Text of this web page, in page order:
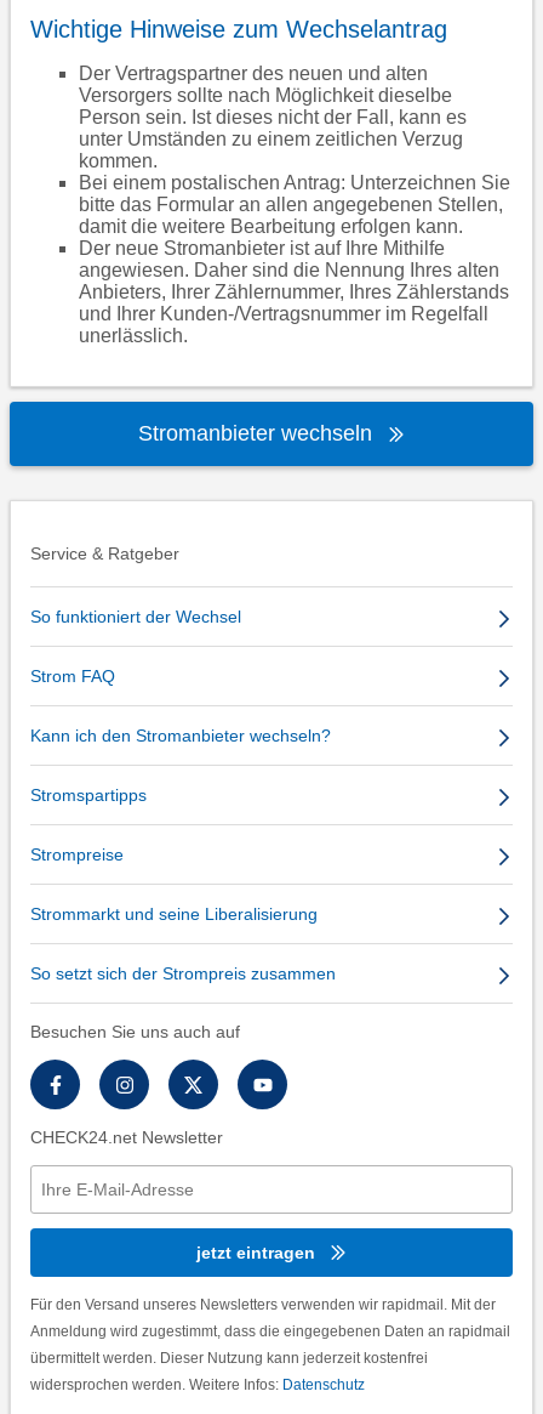
Service & Ratgeber
So funktioniert der Wechsel
Strom FAQ
Kann ich den Stromanbieter wechseln?
Stromspartipps
Strompreise
Strommarkt und seine Liberalisierung
So setzt sich der Strompreis zusammen
Besuchen Sie uns auch auf
CHECK24.net Newsletter
jetzt eintragen
Für den Versand unseres Newsletters verwenden wir rapidmail. Mit der
Anmeldung wird zugestimmt, dass die eingegebenen Daten an rapidmail
übermittelt werden. Dieser Nutzung kann jederzeit kostenfrei
widersprochen werden. Weitere Infos: Datenschutz
Wichtige Hinweise zum Wechselantrag
Der Vertragspartner des neuen und alten
Versorgers sollte nach Möglichkeit dieselbe
Person sein. Ist dieses nicht der Fall, kann es
unter Umständen zu einem zeitlichen Verzug
kommen.
Bei einem postalischen Antrag: Unterzeichnen Sie
bitte das Formular an allen angegebenen Stellen,
damit die weitere Bearbeitung erfolgen kann.
Der neue Stromanbieter ist auf Ihre Mithilfe
angewiesen. Daher sind die Nennung Ihres alten
Anbieters, Ihrer Zählernummer, Ihres Zählerstands
und Ihrer Kunden-/Vertragsnummer im Regelfall
unerlässlich.
Stromanbieter wechseln